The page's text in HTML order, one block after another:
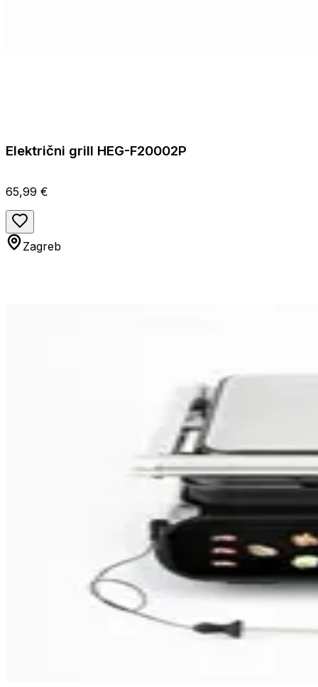
Električni grill HEG-F20002P
65,99 €
Zagreb